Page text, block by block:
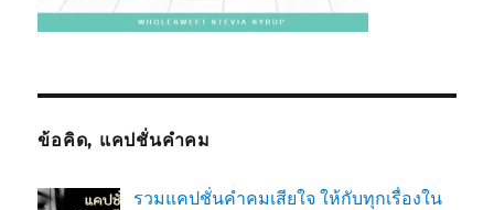
ข้อคิด, แคปชั่นคำคม
รวมแคปชั่นคำคมเสียใจ ให้กับทุกเรื่องใน